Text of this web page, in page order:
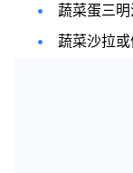
蔬菜蛋三明
蔬菜沙拉